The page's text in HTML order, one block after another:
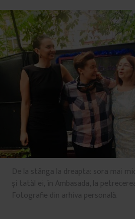
De la stânga la dreapta: sora mai
și tatăl ei, în Ambasada, la
Fotografie din arhiva personală.